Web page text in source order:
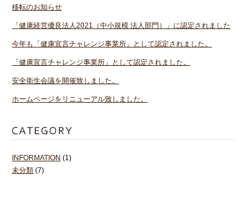
移転のお知らせ
「健康経営優良法人2021（中小規模 法人部門）」に認定されました
今年も「健康宣言チャレンジ事業所」として認定されました。
「健康宣言チャレンジ事業所」として認定されました。
安全衛生会議を開催致しました。
ホームページをリニューアル致しました。
INFORMATION (1)
未分類 (7)